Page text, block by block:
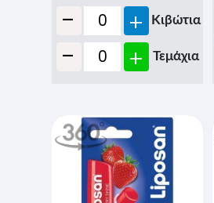
- + Κιβώτια
- + Τεμάχια